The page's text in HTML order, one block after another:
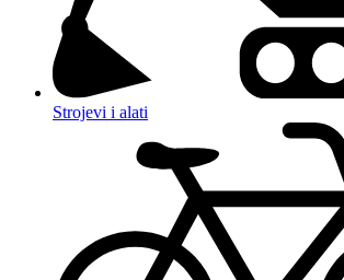
Strojevi i alati